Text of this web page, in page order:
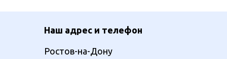
Наш адрес и телефон
Ростов-на-Дону